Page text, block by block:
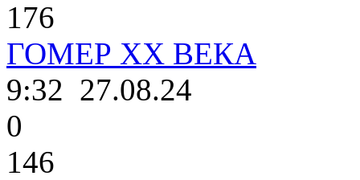
176
ГОМЕР ХХ ВЕКА
9:32 27.08.24
0
146